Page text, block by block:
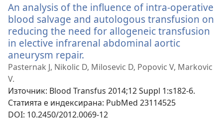
An analysis of the influence of intra-operative
blood salvage and autologous transfusion on
reducing the need for allogeneic transfusion
in elective infrarenal abdominal aortic
aneurysm repair.
нов
Pasternak J, Nikolic D, Milosevic D, Popovic V, Markovic
V.
Източник‎: Blood Transfus 2014;12 Suppl 1:s182-6.
Статията е индексирана‎: PubMed 23114525
DOI‎: 10.2450/2012.0069-12